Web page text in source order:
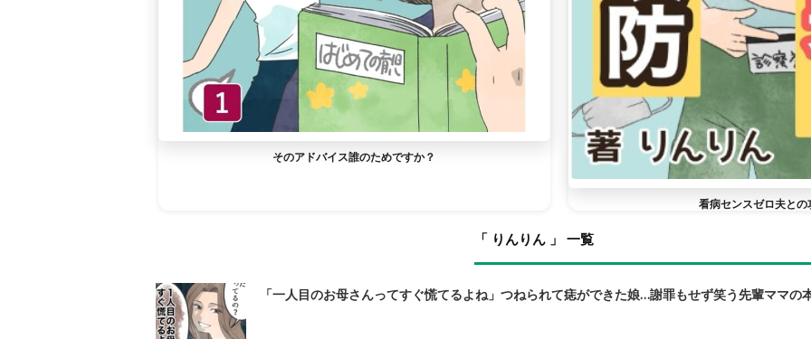
そのアドバイス誰のためですか？
看病センスゼロ夫との
「 りんりん 」 一覧
「一人目のお母さんってすぐ慌てるよね」つねられて痣ができた娘…謝罪もせず笑う先輩ママ